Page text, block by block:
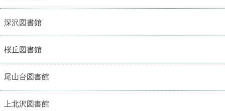
深沢図書館
桜丘図書館
尾山台図書館
上北沢図書館